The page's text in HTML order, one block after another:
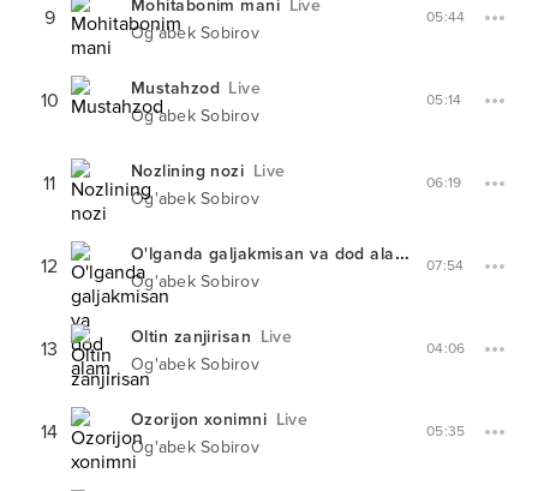
9 Mohitabonim mani Live
Og'abek Sobirov
05:44
10 Mustahzod Live
Og'abek Sobirov
05:14
11 Nozlining nozi Live
Og'abek Sobirov
06:19
12
O'lganda galjakmisan va dod alam
Og'abek Sobirov
07:54
13 Oltin zanjirisan Live
Og'abek Sobirov
04:06
14 Ozorijon xonimni Live
Og'abek Sobirov
05:35